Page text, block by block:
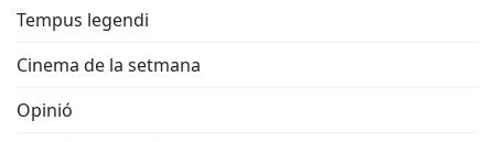
Tempus legendi
Cinema de la setmana
Opinió